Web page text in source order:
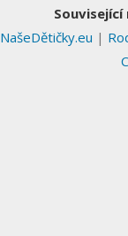
NašeDětičky.eu |